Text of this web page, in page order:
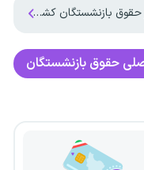
بازنشستگان کشوری
حقوق بازنشستگان